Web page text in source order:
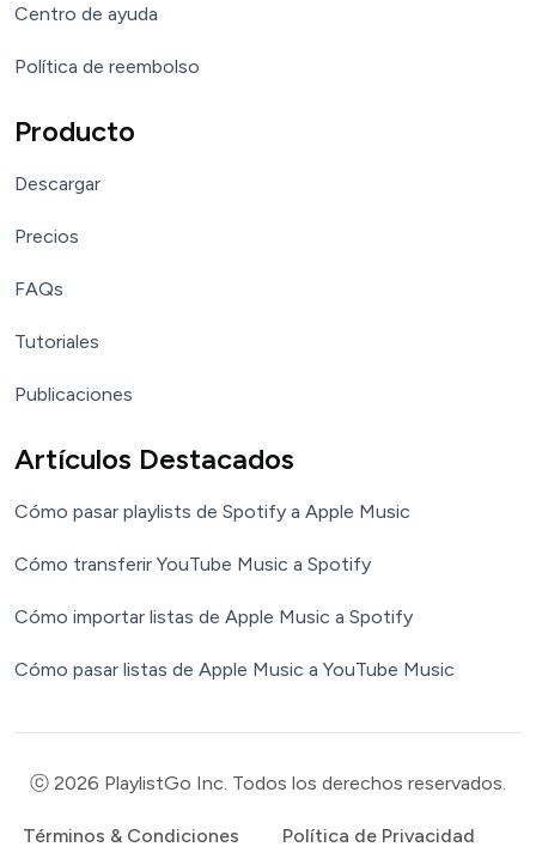
Centro de ayuda
Política de reembolso
Producto
Descargar
Precios
FAQs
Tutoriales
Publicaciones
Artículos Destacados
Cómo pasar playlists de Spotify a Apple Music
Cómo transferir YouTube Music a Spotify
Cómo importar listas de Apple Music a Spotify
Cómo pasar listas de Apple Music a YouTube Music
ⓒ 2026 PlaylistGo Inc. Todos los derechos reservados.
Términos & Condiciones Política de Privacidad